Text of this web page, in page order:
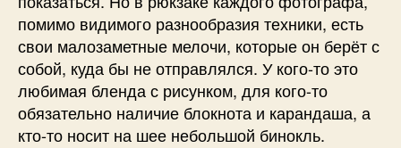
помимо видимого разнообразия техники, есть
свои малозаметные мелочи, которые он берёт с
собой, куда бы не отправлялся. У кого-то это
любимая бленда с рисунком, для кого-то
обязательно наличие блокнота и карандаша, а
кто-то носит на шее небольшой бинокль.